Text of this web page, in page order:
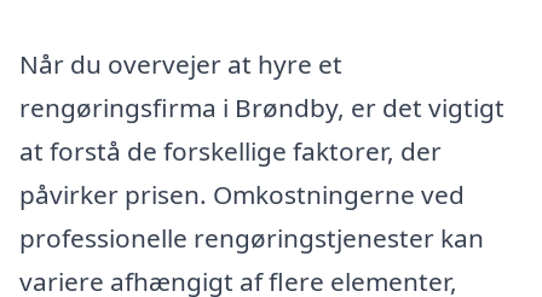
Når du overvejer at hyre et
rengøringsfirma i Brøndby, er det vigtigt
at forstå de forskellige faktorer, der
påvirker prisen. Omkostningerne ved
professionelle rengøringstjenester kan
variere afhængigt af flere elementer,